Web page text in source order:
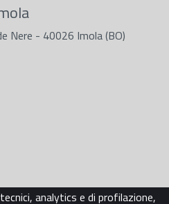
Nere - 40026 Imola (BO)
analytics e di profilazione,